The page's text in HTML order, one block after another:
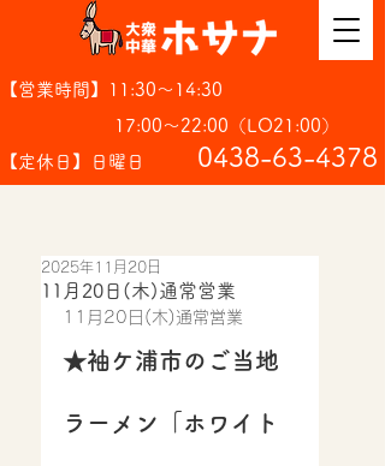
【営業時間】11:30～14:30
17:00～22:00（LO21:00）
【定休日】日曜日
​0438-63-4378
11月20日(木)通常営業
2025年11月20日
11月20日(木)通常営業
★袖ケ浦市のご当地
ラーメン「ホワイト